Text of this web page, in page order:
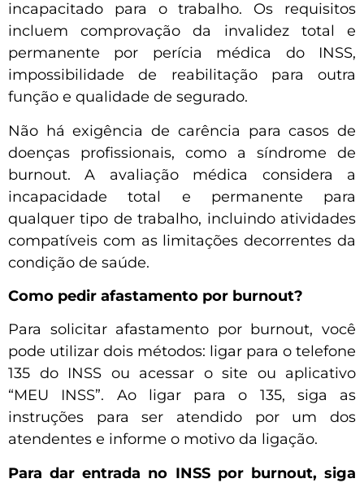
incapacitado para o trabalho. Os requisitos
incluem comprovação da invalidez total e
permanente por perícia médica do INSS,
impossibilidade de reabilitação para outra
função e qualidade de segurado.
Não há exigência de carência para casos de
doenças profissionais, como a síndrome de
burnout. A avaliação médica considera a
incapacidade total e permanente para
qualquer tipo de trabalho, incluindo atividades
compatíveis com as limitações decorrentes da
condição de saúde.
Como pedir afastamento por burnout?
Para solicitar afastamento por burnout, você
pode utilizar dois métodos: ligar para o telefone
135 do INSS ou acessar o site ou aplicativo
“MEU INSS”. Ao ligar para o 135, siga as
instruções para ser atendido por um dos
atendentes e informe o motivo da ligação.
Para dar entrada no INSS por burnout, siga